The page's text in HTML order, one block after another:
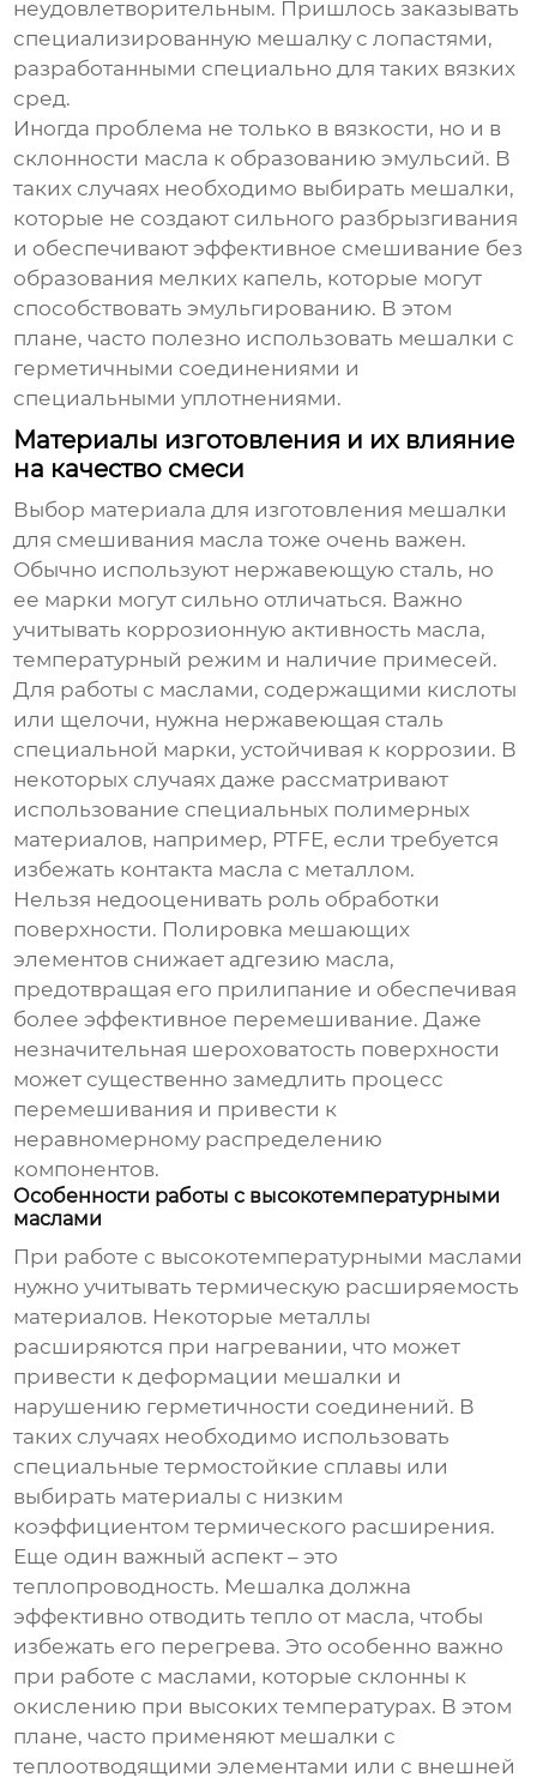
неудовлетворительным. Пришлось заказывать
специализированную мешалку с лопастями,
разработанными специально для таких вязких
сред.
Иногда проблема не только в вязкости, но и в
склонности масла к образованию эмульсий. В
таких случаях необходимо выбирать мешалки,
которые не создают сильного разбрызгивания
и обеспечивают эффективное смешивание без
образования мелких капель, которые могут
способствовать эмульгированию. В этом
плане, часто полезно использовать мешалки с
герметичными соединениями и
специальными уплотнениями.
Материалы изготовления и их влияние
на качество смеси
Выбор материала для изготовления мешалки
для смешивания масла тоже очень важен.
Обычно используют нержавеющую сталь, но
ее марки могут сильно отличаться. Важно
учитывать коррозионную активность масла,
температурный режим и наличие примесей.
Для работы с маслами, содержащими кислоты
или щелочи, нужна нержавеющая сталь
специальной марки, устойчивая к коррозии. В
некоторых случаях даже рассматривают
использование специальных полимерных
материалов, например, PTFE, если требуется
избежать контакта масла с металлом.
Нельзя недооценивать роль обработки
поверхности. Полировка мешающих
элементов снижает адгезию масла,
предотвращая его прилипание и обеспечивая
более эффективное перемешивание. Даже
незначительная шероховатость поверхности
может существенно замедлить процесс
перемешивания и привести к
неравномерному распределению
компонентов.
Особенности работы с высокотемпературными
маслами
При работе с высокотемпературными маслами
нужно учитывать термическую расширяемость
материалов. Некоторые металлы
расширяются при нагревании, что может
привести к деформации мешалки и
нарушению герметичности соединений. В
таких случаях необходимо использовать
специальные термостойкие сплавы или
выбирать материалы с низким
коэффициентом термического расширения.
Еще один важный аспект – это
теплопроводность. Мешалка должна
эффективно отводить тепло от масла, чтобы
избежать его перегрева. Это особенно важно
при работе с маслами, которые склонны к
окислению при высоких температурах. В этом
плане, часто применяют мешалки с
теплоотводящими элементами или с внешней